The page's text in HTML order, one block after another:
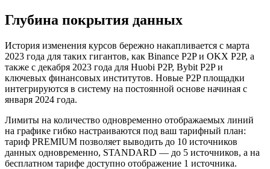
Глубина покрытия данных
История изменения курсов бережно накапливается с марта
2023 года для таких гигантов, как Binance P2P и OKX P2P, а
также с декабря 2023 года для Huobi P2P, Bybit P2P и
ключевых финансовых институтов. Новые P2P площадки
интегрируются в систему на постоянной основе начиная с
января 2024 года.
Лимиты на количество одновременно отображаемых линий
на графике гибко настраиваются под ваш тарифный план:
тариф PREMIUM позволяет выводить до 10 источников
данных одновременно, STANDARD — до 5 источников, а на
бесплатном тарифе доступно отображение 1 источника.